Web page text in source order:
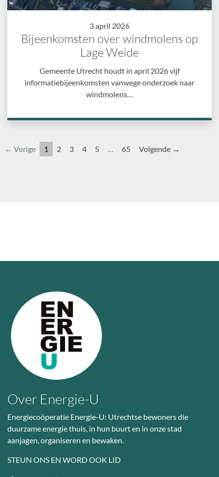
3 april 2026
Bijeenkomsten over windmolens op
Lage Weide
Gemeente Utrecht houdt in april 2026 vijf
informatiebijeenkomsten vanwege onderzoek naar
windmolens…
← Vorige 1 2 3 4 5 … 65 Volgende →
Over Energie-U
Energiecoöperatie Energie-U: Utrechtse bewoners die
duurzame energie thuis, in hun buurt en in onze stad
aanjagen, organiseren en bewaken.
STEUN ONS EN WORD OOK LID